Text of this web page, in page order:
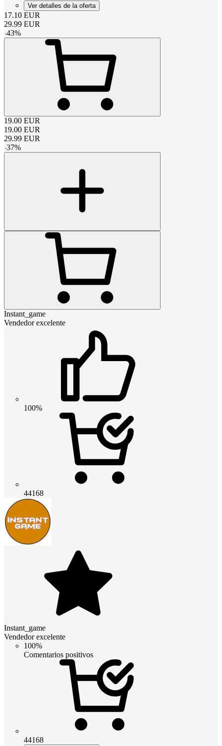
Ver detalles de la oferta
17.10 EUR
29.99 EUR
-43%
19.00 EUR
19.00 EUR
29.99 EUR
-37%
Instant_game
Vendedor excelente
100%
44168
Instant_game
Vendedor excelente
100%
Comentarios positivos
44168